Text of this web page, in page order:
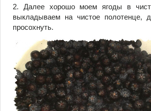
2. Далее хорошо моем ягоды в
выкладываем на чистое полотенце,
просохнуть.